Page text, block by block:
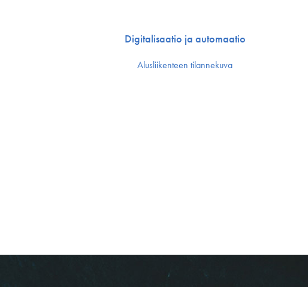
Digitalisaatio ja automaatio
Alusliikenteen tilannekuva